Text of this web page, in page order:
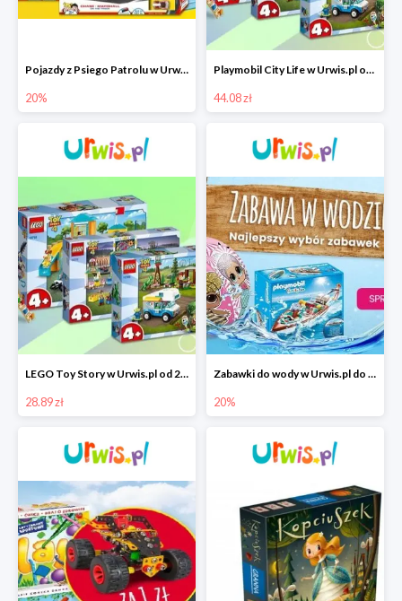
Pojazdy z Psiego Patrolu w Urwis.pl do -20%
20%
Playmobil City Life w Urwis.pl od 44,08 zł
44.08 zł
LEGO Toy Story w Urwis.pl od 28,89 zł
28.89 zł
Zabawki do wody w Urwis.pl do -20%
20%